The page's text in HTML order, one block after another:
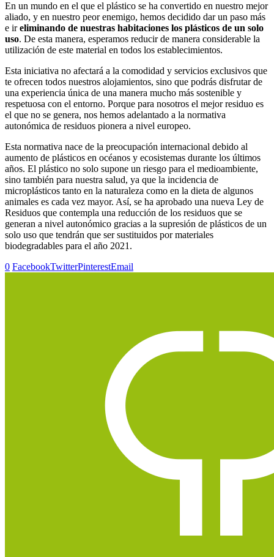
En un mundo en el que el plástico se ha convertido en nuestro mejor
aliado, y en nuestro peor enemigo, hemos decidido dar un paso más
e ireliminando de nuestras habitaciones los plásticos de un solo
uso. De esta manera, esperamos reducir de manera considerable la
utilización de este material en todos los establecimientos.
Esta iniciativa no afectará a la comodidad y servicios exclusivos que
te ofrecen todos nuestros alojamientos, sino que podrás disfrutar de
una experiencia única de una manera mucho más sostenible y
respetuosa con el entorno. Porque para nosotros el mejor residuo es
el que no se genera, nos hemos adelantado a la normativa
autonómica de residuos pionera a nivel europeo.
Esta normativa nace de la preocupación internacional debido al
aumento de plásticos en océanos y ecosistemas durante los últimos
años. El plástico no solo supone un riesgo para el medioambiente,
sino también para nuestra salud, ya que la incidencia de
microplásticos tanto en la naturaleza como en la dieta de algunos
animales es cada vez mayor. Así, se ha aprobado una nueva Ley de
Residuos que contempla una reducción de los residuos que se
generan a nivel autonómico gracias a la supresión de plásticos de un
solo uso que tendrán que ser sustituidos por materiales
biodegradables para el año 2021.
0 FacebookTwitterPinterestEmail